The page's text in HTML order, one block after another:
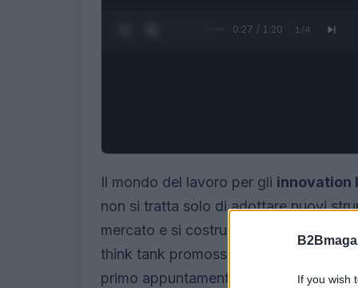
If you wish
0:28 / 1:20 1 /4
Il mondo del lavoro per gli innovation
non si tratta solo di adottare nuovi
mercato e si costruiscono decisioni
think tank promosso da
primo appuntamento con il
Future